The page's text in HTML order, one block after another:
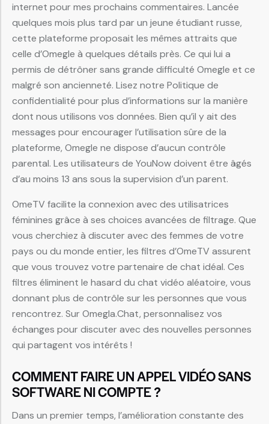
internet pour mes prochains commentaires. Lancée
quelques mois plus tard par un jeune étudiant russe,
cette plateforme proposait les mêmes attraits que
celle d’Omegle à quelques détails près. Ce qui lui a
permis de détrôner sans grande difficulté Omegle et ce
malgré son ancienneté. Lisez notre Politique de
confidentialité pour plus d’informations sur la manière
dont nous utilisons vos données. Bien qu’il y ait des
messages pour encourager l’utilisation sûre de la
plateforme, Omegle ne dispose d’aucun contrôle
parental. Les utilisateurs de YouNow doivent être âgés
d’au moins 13 ans sous la supervision d’un parent.
OmeTV facilite la connexion avec des utilisatrices
féminines grâce à ses choices avancées de filtrage. Que
vous cherchiez à discuter avec des femmes de votre
pays ou du monde entier, les filtres d’OmeTV assurent
que vous trouvez votre partenaire de chat idéal. Ces
filtres éliminent le hasard du chat vidéo aléatoire, vous
donnant plus de contrôle sur les personnes que vous
rencontrez. Sur Omegla.Chat, personnalisez vos
échanges pour discuter avec des nouvelles personnes
qui partagent vos intérêts !
COMMENT FAIRE UN APPEL VIDÉO SANS
SOFTWARE NI COMPTE ?
Dans un premier temps, l’amélioration constante des